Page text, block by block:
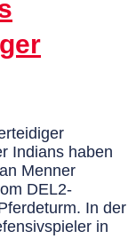
Indians haben
Menner
DEL2-
In der
in